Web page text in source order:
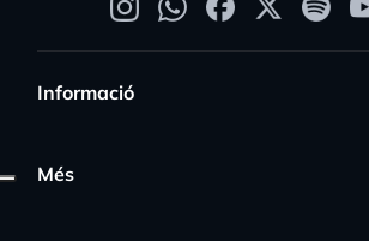
Informació
Més